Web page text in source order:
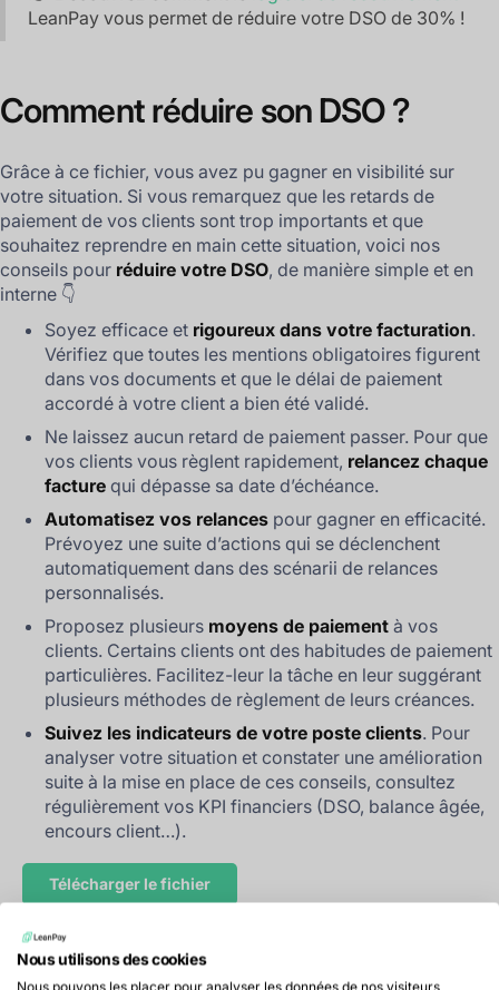
LeanPay vous permet de réduire votre DSO de 30% !
‍Comment réduire son DSO ?
Grâce à ce fichier, vous avez pu gagner en visibilité sur
votre situation. Si vous remarquez que les retards de
paiement de vos clients sont trop importants et que
souhaitez reprendre en main cette situation, voici nos
conseils pour réduire votre DSO, de manière simple et en
interne 👇
Soyez efficace et rigoureux dans votre facturation.
Vérifiez que toutes les mentions obligatoires figurent
dans vos documents et que le délai de paiement
accordé à votre client a bien été validé.
Ne laissez aucun retard de paiement passer. Pour que
vos clients vous règlent rapidement, relancez chaque
facture qui dépasse sa date d’échéance.
Automatisez vos relances pour gagner en efficacité.
Prévoyez une suite d’actions qui se déclenchent
automatiquement dans des scénarii de relances
personnalisés.
Proposez plusieurs moyens de paiement à vos
clients. Certains clients ont des habitudes de paiement
particulières. Facilitez-leur la tâche en leur suggérant
plusieurs méthodes de règlement de leurs créances.
Suivez les indicateurs de votre poste clients. Pour
analyser votre situation et constater une amélioration
suite à la mise en place de ces conseils, consultez
régulièrement vos KPI financiers (DSO, balance âgée,
encours client…).
Télécharger le fichier
Nous utilisons des cookies
Nous pouvons les placer pour analyser les données de nos visiteurs,